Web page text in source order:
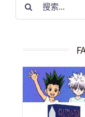
果：